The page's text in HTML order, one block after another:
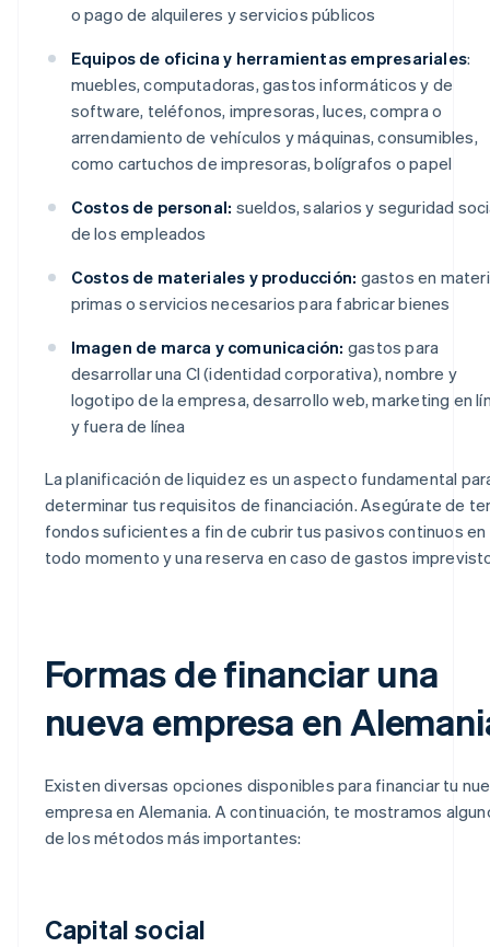
o pago de alquileres y servicios públicos
Equipos de oficina y herramientas empresariales:
muebles, computadoras, gastos informáticos y de
software, teléfonos, impresoras, luces, compra o
arrendamiento de vehículos y máquinas, consumibles,
como cartuchos de impresoras, bolígrafos o papel
Costos de personal: sueldos, salarios y seguridad
de los empleados
Costos de materiales y producción: gastos en
primas o servicios necesarios para fabricar bienes
Imagen de marca y comunicación: gastos para
desarrollar una CI (identidad corporativa), nombre y
logotipo de la empresa, desarrollo web, marketing en
y fuera de línea
La planificación de liquidez es un aspecto fundamental
determinar tus requisitos de financiación. Asegúrate de
fondos suficientes a fin de cubrir tus pasivos continuos en
todo momento y una reserva en caso de gastos
Formas de financiar una
nueva empresa en
Existen diversas opciones disponibles para financiar tu
empresa en Alemania. A continuación, te mostramos
de los métodos más importantes:
Capital social